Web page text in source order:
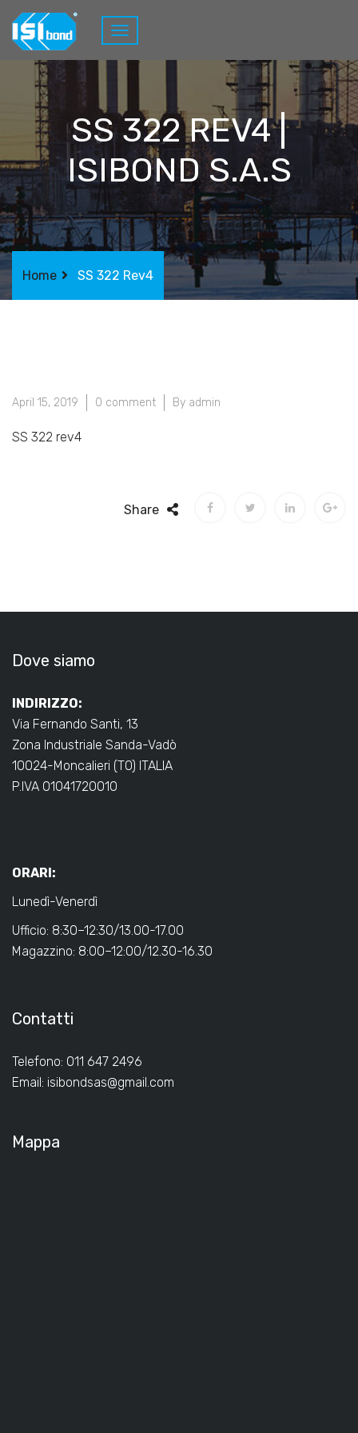
SS 322 REV4 |
ISIBOND S.A.S
Home SS 322 Rev4
April 15, 2019 0 comment By admin
SS 322 rev4
Share
Dove siamo
INDIRIZZO:
Via Fernando Santi, 13
Zona Industriale Sanda-Vadò
10024-Moncalieri (TO) ITALIA
P.IVA 01041720010
ORARI:
Lunedì-Venerdì
Ufficio: 8:30–12:30/13.00-17.00
Magazzino: 8:00–12:00/12.30-16.30
Contatti
Telefono: 011 647 2496
Email: isibondsas@gmail.com
Mappa